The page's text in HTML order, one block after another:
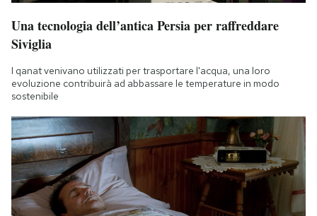
Una tecnologia dell’antica Persia per raffreddare
Siviglia
I qanat venivano utilizzati per trasportare l'acqua, una loro
evoluzione contribuirà ad abbassare le temperature in modo
sostenibile